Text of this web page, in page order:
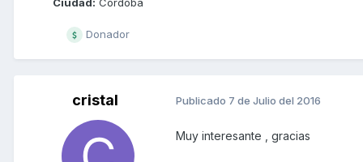
Donador
cristal Publicado 7 de Julio del 2016
Muy interesante , gracias